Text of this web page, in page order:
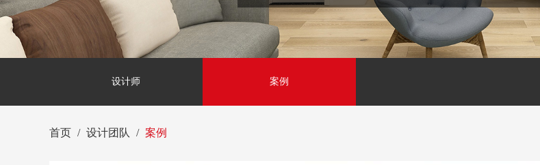
设计师 案例
首页 设计团队 案例